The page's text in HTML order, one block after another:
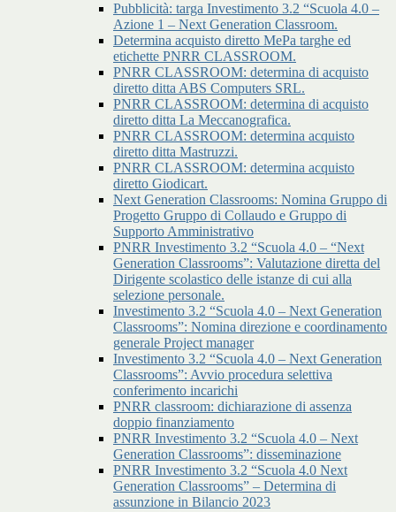
Pubblicità: targa Investimento 3.2 “Scuola 4.0 –
Azione 1 – Next Generation Classroom.
Determina acquisto diretto MePa targhe ed
etichette PNRR CLASSROOM.
PNRR CLASSROOM: determina di acquisto
diretto ditta ABS Computers SRL.
PNRR CLASSROOM: determina di acquisto
diretto ditta La Meccanografica.
PNRR CLASSROOM: determina acquisto
diretto ditta Mastruzzi.
PNRR CLASSROOM: determina acquisto
diretto Giodicart.
Next Generation Classrooms: Nomina Gruppo di
Progetto Gruppo di Collaudo e Gruppo di
Supporto Amministrativo
PNRR Investimento 3.2 “Scuola 4.0 – “Next
Generation Classrooms”: Valutazione diretta del
Dirigente scolastico delle istanze di cui alla
selezione personale.
Investimento 3.2 “Scuola 4.0 – Next Generation
Classrooms”: Nomina direzione e coordinamento
generale Project manager
Investimento 3.2 “Scuola 4.0 – Next Generation
Classrooms”: Avvio procedura selettiva
conferimento incarichi
PNRR classroom: dichiarazione di assenza
doppio finanziamento
PNRR Investimento 3.2 “Scuola 4.0 – Next
Generation Classrooms”: disseminazione
PNRR Investimento 3.2 “Scuola 4.0 Next
Generation Classrooms” – Determina di
assunzione in Bilancio 2023